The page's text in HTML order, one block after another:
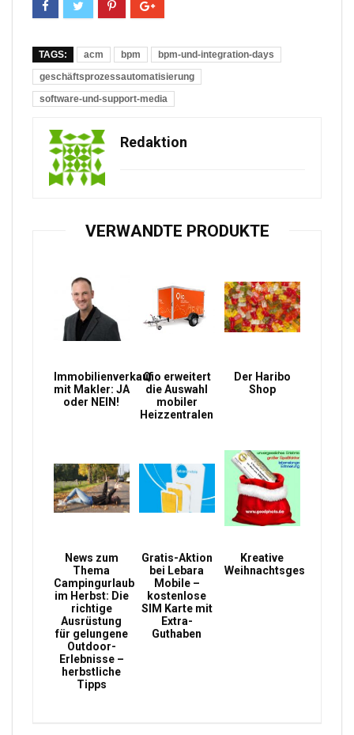
TAGS: acm bpm
bpm-und-integration-days
geschäftsprozessautomatisierung
software-und-support-media
Redaktion
VERWANDTE PRODUKTE
Immobilienverkauf
mit Makler: JA
oder NEIN!
Qio erweitert
die Auswahl
mobiler
Heizzentralen
Der Haribo
Shop
News zum
Thema
Campingurlaub
im Herbst: Die
richtige
Ausrüstung
für gelungene
Outdoor-
Erlebnisse –
herbstliche
Tipps
Gratis-Aktion
bei Lebara
Mobile –
kostenlose
SIM Karte mit
Extra-
Guthaben
Kreative
Weihnachtsgeschenke